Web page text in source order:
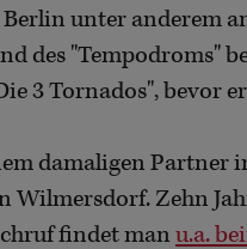
unter anderem
des "Tempodroms"
3 Tornados", bevor
damaligen Partner
Zehn
findet man u.a.